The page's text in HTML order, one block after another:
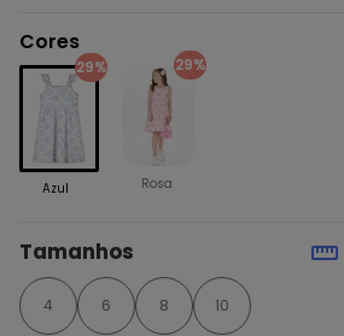
Cores
29%
Azul
29%
Rosa
Tamanhos
4 6 8 10